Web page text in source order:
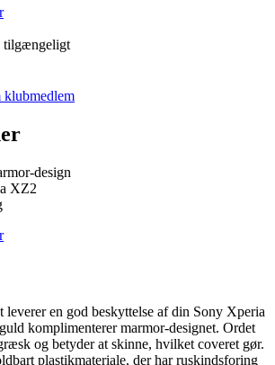
tilgængeligt
klubmedlem
design
XZ2
leverer en god beskyttelse af din Sony Xperia
komplimenterer marmor-designet. Ordet
og betyder at skinne, hvilket coveret gør.
plastikmateriale, der har ruskindsforing